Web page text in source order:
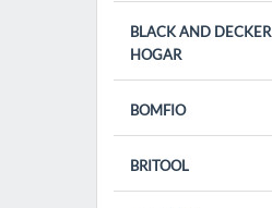
BLACK AND DECKER
HOGAR
BOMFIO
BRITOOL